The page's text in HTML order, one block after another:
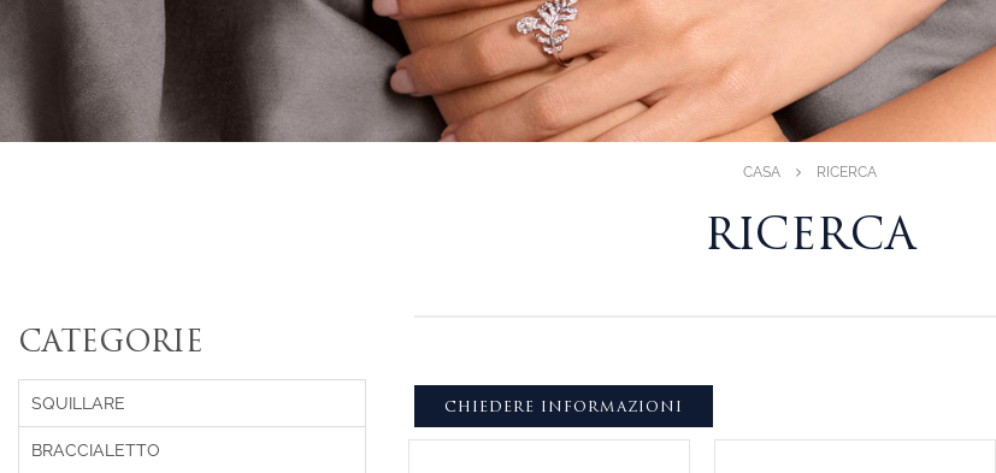
CASA RICERCA
RICERCA
CHIEDERE INFORMAZIONI
CATEGORIE
SQUILLARE
BRACCIALETTO